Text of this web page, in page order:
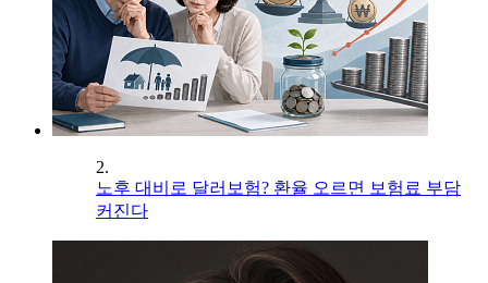
2.
노후 대비로 달러보험? 환율 오르면 보험료 부담
커진다